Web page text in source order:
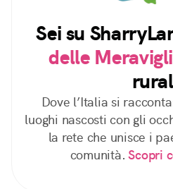
Sei su
delle
Dove l’Italia si
luoghi nascosti con gli
la rete che unisce i
comunità. Scopri